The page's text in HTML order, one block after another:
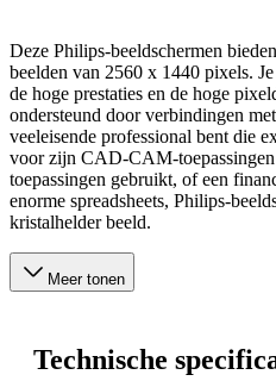
Deze Philips-beeldschermen
beelden van 2560 x 1440 pixels.
de hoge prestaties en de hoge
ondersteund door verbindingen
veeleisende professional bent die
voor zijn CAD-CAM-
toepassingen gebruikt, of een
enorme spreadsheets, Philips-
kristalhelder beeld.
Meer tonen
Technische